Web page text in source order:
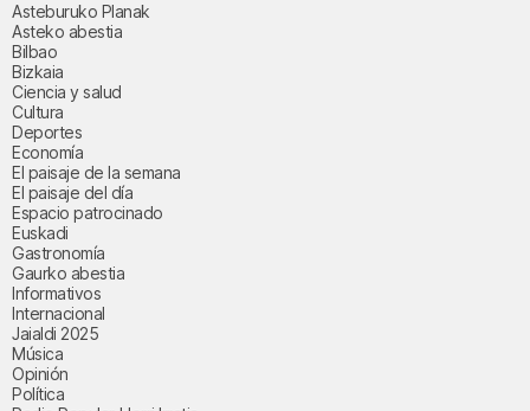
Asteburuko Planak
Asteko abestia
Bilbao
Bizkaia
Ciencia y salud
Cultura
Deportes
Economía
El paisaje de la semana
El paisaje del día
Espacio patrocinado
Euskadi
Gastronomía
Gaurko abestia
Informativos
Internacional
Jaialdi 2025
Música
Opinión
Política